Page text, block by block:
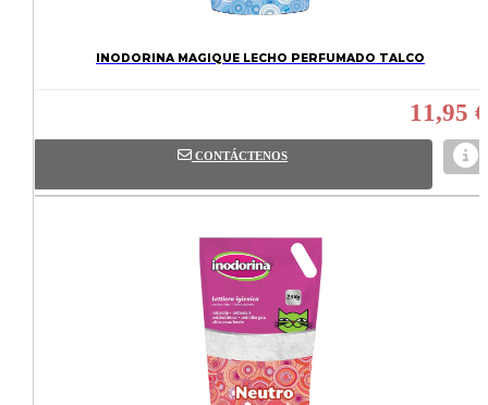
INODORINA MAGIQUE LECHO PERFUMADO TALCO
11,95 €
CONTÁCTENOS